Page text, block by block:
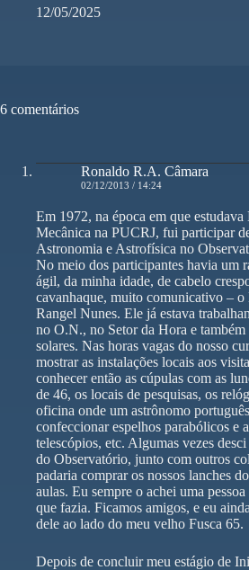
12/05/2025
6 comentários
Ronaldo R.A. Câmara
02/12/2013 / 14:24
Em 1972, na época em que estudava
Mecânica na PUCRJ, fui participar
Astronomia e Astrofísica no
No meio dos participantes havia um
ágil, da minha idade, de cabelo
cavanhaque, muito comunicativo – o
Rangel Nunes. Ele já estava
no O.N., no Setor da Hora e também
solares. Nas horas vagas do nosso
mostrar as instalações locais aos
conhecer então as cúpulas com as
de 46, os locais de pesquisas, os
oficina onde um astrônomo
confeccionar espelhos parabólicos e
telescópios, etc. Algumas vezes
do Observatório, junto com outros
padaria comprar os nossos lanches
aulas. Eu sempre o achei uma
que fazia. Ficamos amigos, e eu
dele ao lado do meu velho Fusca 65.
Depois de concluir meu estágio de